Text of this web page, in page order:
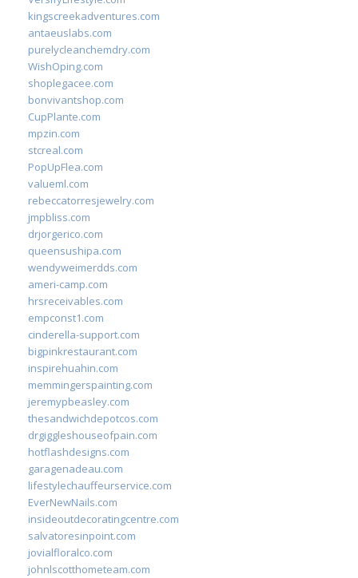
kingscreekadventures.com
antaeuslabs.com
purelycleanchemdry.com
WishOping.com
shoplegacee.com
bonvivantshop.com
CupPlante.com
mpzin.com
stcreal.com
PopUpFlea.com
valueml.com
rebeccatorresjewelry.com
jmpbliss.com
drjorgerico.com
queensushipa.com
wendyweimerdds.com
ameri-camp.com
hrsreceivables.com
empconst1.com
cinderella-support.com
bigpinkrestaurant.com
inspirehuahin.com
memmingerspainting.com
jeremypbeasley.com
thesandwichdepotcos.com
drgiggleshouseofpain.com
hotflashdesigns.com
garagenadeau.com
lifestylechauffeurservice.com
EverNewNails.com
insideoutdecoratingcentre.com
salvatoresinpoint.com
jovialfloralco.com
johnlscotthometeam.com